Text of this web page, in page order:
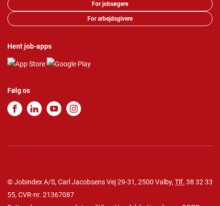
For jobsøgere
For arbejdsgivere
Hent job-apps
Følg os
© Jobindex A/S, Carl Jacobsens Vej 29-31, 2500 Valby, Tlf. 38 32 33
55, CVR-nr. 21367087